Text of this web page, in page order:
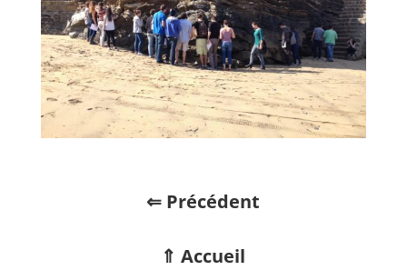
⇐ Précédent
⇑ Accueil